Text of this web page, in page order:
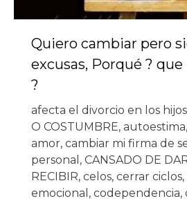
Quiero cambiar pero
excusas, Porqué ?
?
afecta el divorcio en los hijos
O COSTUMBRE, autoestima,
amor, cambiar mi firma de
personal , CANSADO DE
RECIBIR, celos, cerrar ciclos,
emocional , codependencia,